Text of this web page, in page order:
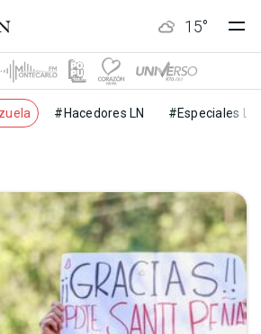
15°
#Hacedores LN #Especiales LN